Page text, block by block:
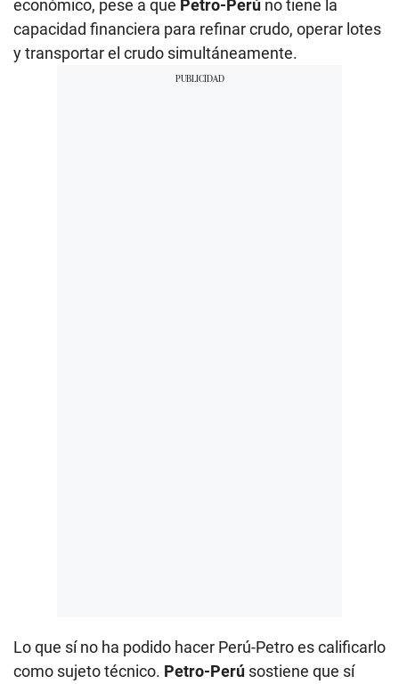
económico, pese a que Petro-Perú no tiene la
capacidad financiera para refinar crudo, operar lotes
y transportar el crudo simultáneamente.
Lo que sí no ha podido hacer Perú-Petro es calificarlo
como sujeto técnico. Petro-Perú sostiene que sí